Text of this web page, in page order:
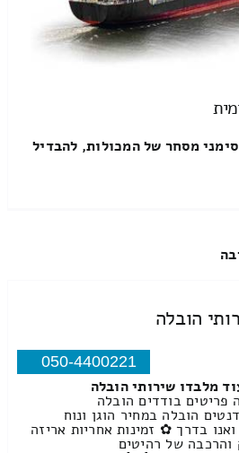
מסחר של המכולות, להבדיל
הובלה
050-4400221
מלבדו שירותי הובלה
פריטים בודדים הובלה
הובלה במחיר הוגן ונוח
ואנו בדרך ✿ זמינות אחריות אריזה
והרכבה של רהיטים